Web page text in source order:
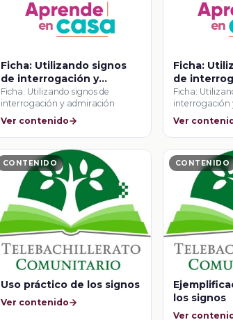
Ficha: Utilizando signos
de interrogación y
admiración
Ficha: Utilizando signos de
interrogación y admiración
Ver contenido
Ficha:
de
admiración
Ficha:
interrogación
Ver
CONTENIDO
Uso práctico de los signos
Ver contenido
CONTENIDO
los signos
Ver